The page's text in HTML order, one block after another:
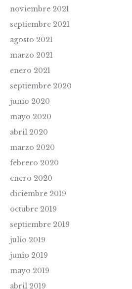
noviembre 2021
septiembre 2021
agosto 2021
marzo 2021
enero 2021
septiembre 2020
junio 2020
mayo 2020
abril 2020
marzo 2020
febrero 2020
enero 2020
diciembre 2019
octubre 2019
septiembre 2019
julio 2019
junio 2019
mayo 2019
abril 2019